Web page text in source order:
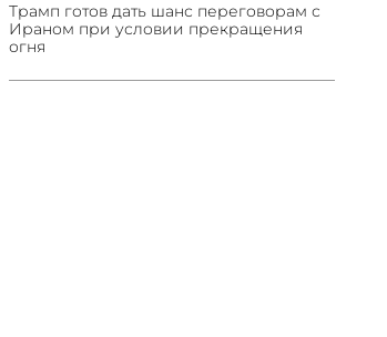
Трамп готов дать шанс переговорам с
Ираном при условии прекращения
огня